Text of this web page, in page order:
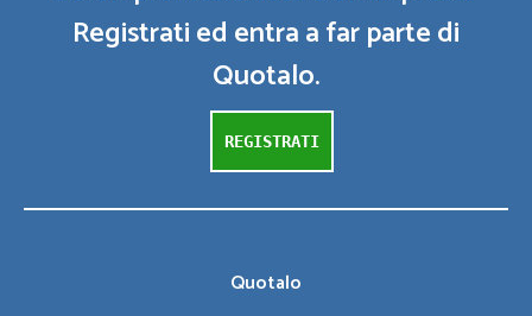
Registrati ed entra a far parte di
Quotalo.
REGISTRATI
Quotalo